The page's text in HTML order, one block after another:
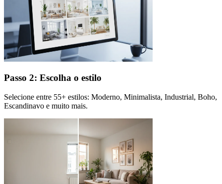
Passo 2: Escolha o estilo
Selecione entre 55+ estilos: Moderno, Minimalista, Industrial, Boho,
Escandinavo e muito mais.